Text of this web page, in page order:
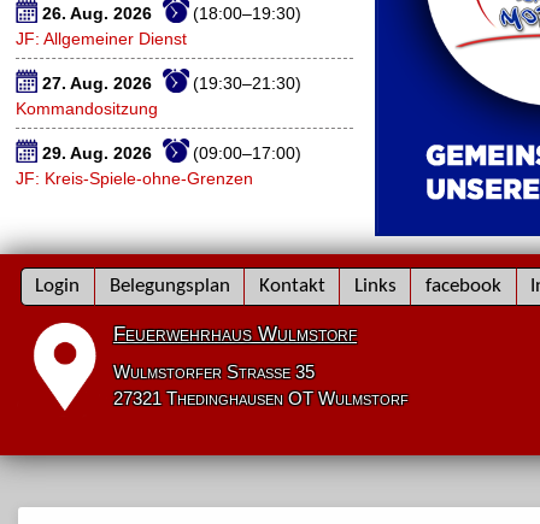
26. Aug. 2026
(18:00–19:30)
JF: Allgemeiner Dienst
27. Aug. 2026
(19:30–21:30)
Kommandositzung
29. Aug. 2026
(09:00–17:00)
JF: Kreis-Spiele-ohne-Grenzen
Navigation
überspringen
Login Belegungsplan Kontakt Links facebook
Feuerwehrhaus Wulmstorf
Wulmstorfer Straße 35
27321 Thedinghausen OT Wulmstorf